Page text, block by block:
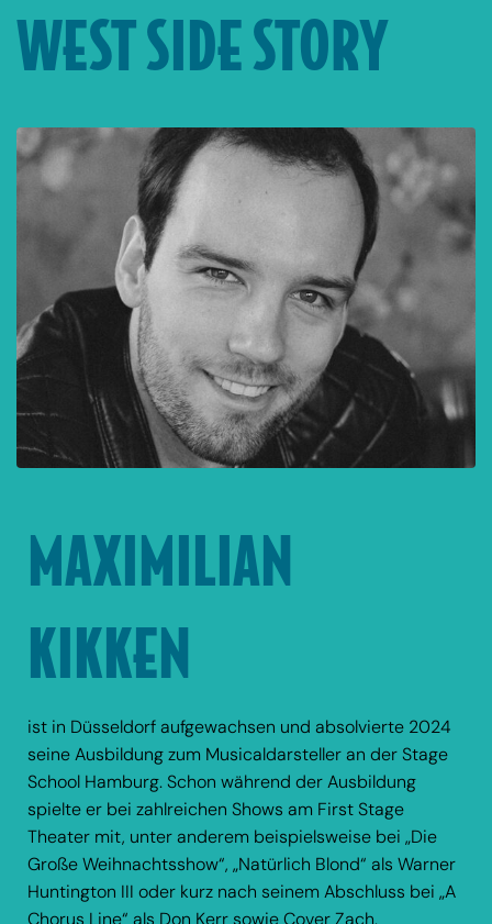
WEST SIDE STORY
MAXIMILIAN
KIKKEN
ist in Düsseldorf aufgewachsen und absolvierte 2024
seine Ausbildung zum Musicaldarsteller an der Stage
School Hamburg. Schon während der Ausbildung
spielte er bei zahlreichen Shows am First Stage
Theater mit, unter anderem beispielsweise bei „Die
Große Weihnachtsshow“, „Natürlich Blond“ als Warner
Huntington III oder kurz nach seinem Abschluss bei „A